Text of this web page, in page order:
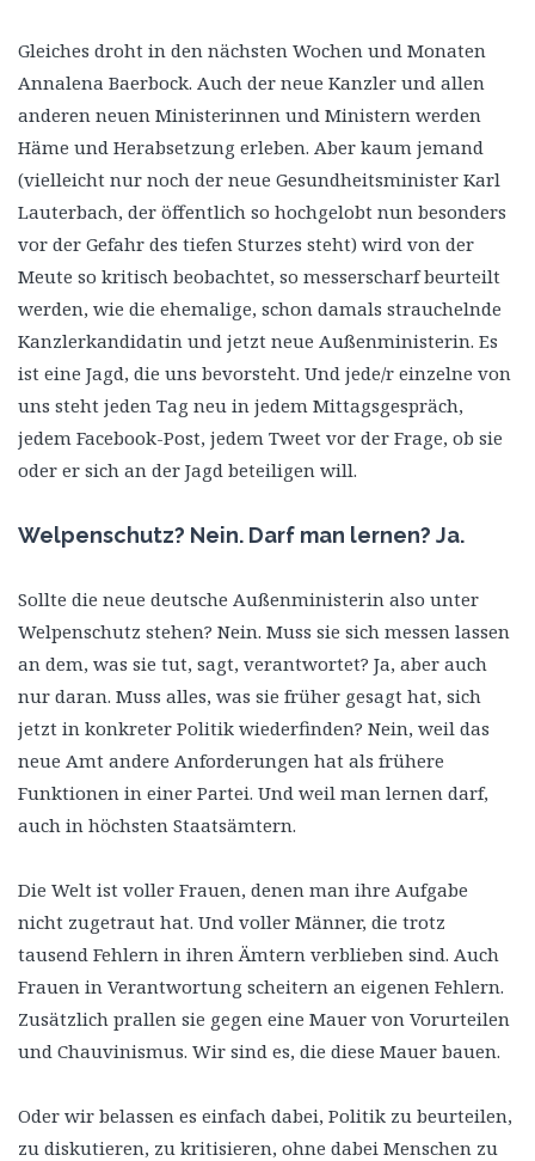
Gleiches droht in den nächsten Wochen und Monaten
Annalena Baerbock. Auch der neue Kanzler und allen
anderen neuen Ministerinnen und Ministern werden
Häme und Herabsetzung erleben. Aber kaum jemand
(vielleicht nur noch der neue Gesundheitsminister Karl
Lauterbach, der öffentlich so hochgelobt nun besonders
vor der Gefahr des tiefen Sturzes steht) wird von der
Meute so kritisch beobachtet, so messerscharf beurteilt
werden, wie die ehemalige, schon damals strauchelnde
Kanzlerkandidatin und jetzt neue Außenministerin. Es
ist eine Jagd, die uns bevorsteht. Und jede/r einzelne von
uns steht jeden Tag neu in jedem Mittagsgespräch,
jedem Facebook-Post, jedem Tweet vor der Frage, ob sie
oder er sich an der Jagd beteiligen will.
Welpenschutz? Nein. Darf man lernen? Ja.
Sollte die neue deutsche Außenministerin also unter
Welpenschutz stehen? Nein. Muss sie sich messen lassen
an dem, was sie tut, sagt, verantwortet? Ja, aber auch
nur daran. Muss alles, was sie früher gesagt hat, sich
jetzt in konkreter Politik wiederfinden? Nein, weil das
neue Amt andere Anforderungen hat als frühere
Funktionen in einer Partei. Und weil man lernen darf,
auch in höchsten Staatsämtern.
Die Welt ist voller Frauen, denen man ihre Aufgabe
nicht zugetraut hat. Und voller Männer, die trotz
tausend Fehlern in ihren Ämtern verblieben sind. Auch
Frauen in Verantwortung scheitern an eigenen Fehlern.
Zusätzlich prallen sie gegen eine Mauer von Vorurteilen
und Chauvinismus. Wir sind es, die diese Mauer bauen.
Oder wir belassen es einfach dabei, Politik zu beurteilen,
zu diskutieren, zu kritisieren, ohne dabei Menschen zu